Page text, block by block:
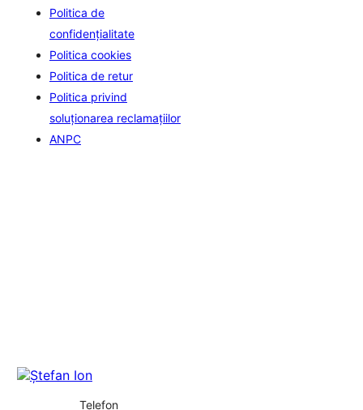
Politica de
confidenţialitate
Politica cookies
Politica de retur
Politica privind
soluționarea reclamațiilor
ANPC
Telefon